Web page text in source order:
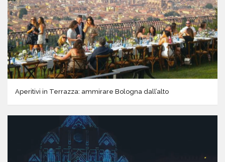
Aperitivi in Terrazza: ammirare Bologna dall’alto